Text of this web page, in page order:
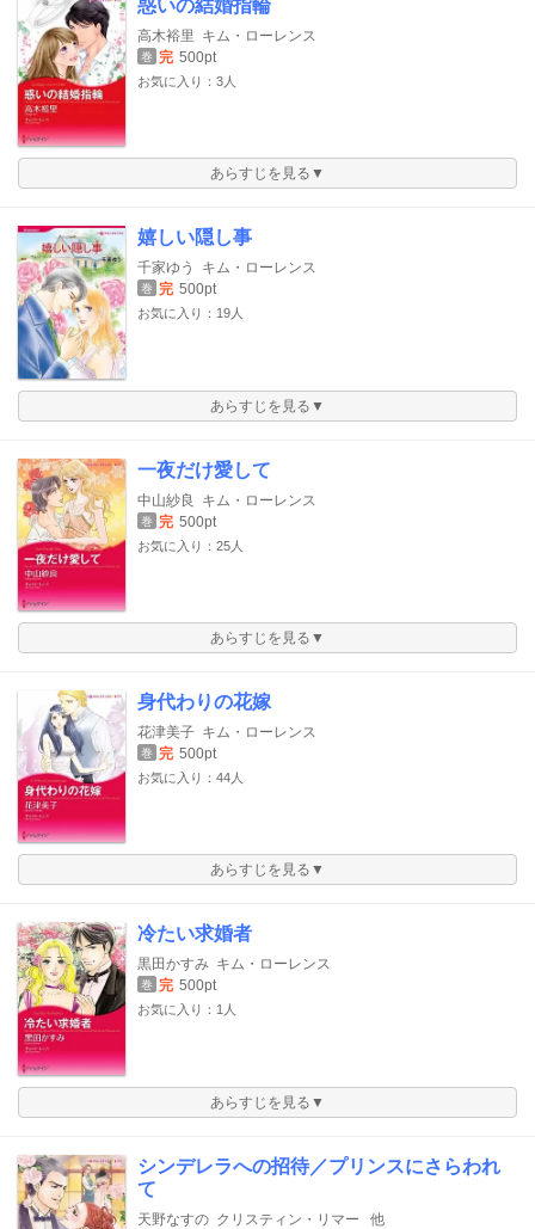
惑いの結婚指輪
高木裕里 キム・ローレンス
巻 完 500pt
お気に入り：3人
あらすじを見る▼
嬉しい隠し事
千家ゆう キム・ローレンス
巻 完 500pt
お気に入り：19人
あらすじを見る▼
一夜だけ愛して
中山紗良 キム・ローレンス
巻 完 500pt
お気に入り：25人
あらすじを見る▼
身代わりの花嫁
花津美子 キム・ローレンス
巻 完 500pt
お気に入り：44人
あらすじを見る▼
冷たい求婚者
黒田かすみ キム・ローレンス
巻 完 500pt
お気に入り：1人
あらすじを見る▼
シンデレラへの招待／プリンスにさらわれ
て
天野なすの クリスティン・リマー 他